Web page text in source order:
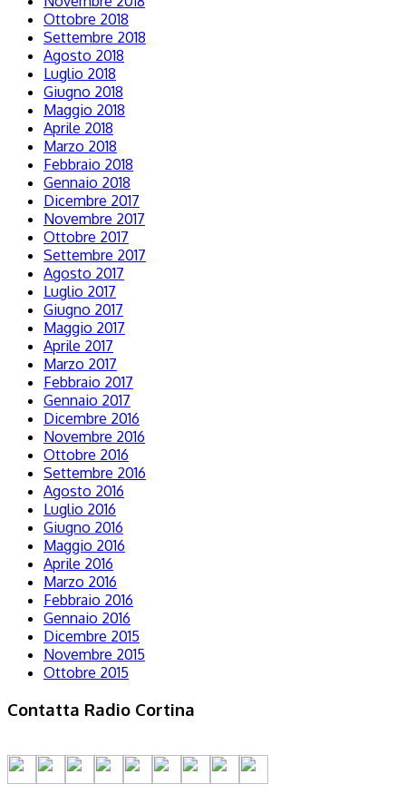
Ottobre 2018
Settembre 2018
Agosto 2018
Luglio 2018
Giugno 2018
Maggio 2018
Aprile 2018
Marzo 2018
Febbraio 2018
Gennaio 2018
Dicembre 2017
Novembre 2017
Ottobre 2017
Settembre 2017
Agosto 2017
Luglio 2017
Giugno 2017
Maggio 2017
Aprile 2017
Marzo 2017
Febbraio 2017
Gennaio 2017
Dicembre 2016
Novembre 2016
Ottobre 2016
Settembre 2016
Agosto 2016
Luglio 2016
Giugno 2016
Maggio 2016
Aprile 2016
Marzo 2016
Febbraio 2016
Gennaio 2016
Dicembre 2015
Novembre 2015
Ottobre 2015
Contatta Radio Cortina